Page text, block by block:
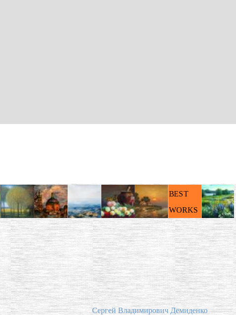
BEST
WORKS
Сергей Владимирович Демиденко